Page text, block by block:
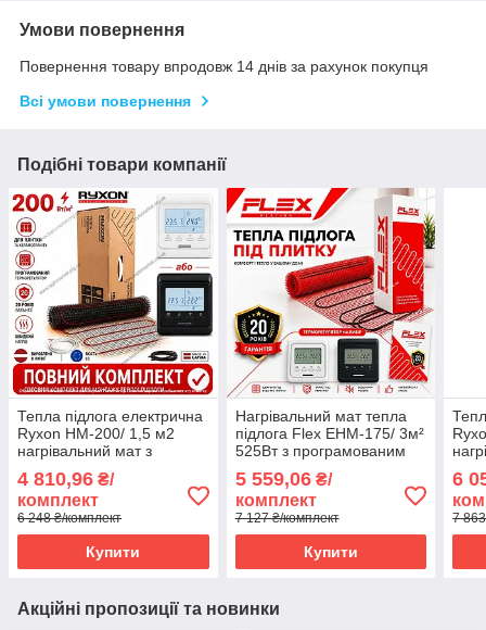
Умови повернення
Повернення товару впродовж 14 днів за рахунок покупця
Всі умови повернення
Подібні товари компанії
Тепла підлога електрична
Ryxon HM-200/ 1,5 м2
нагрівальний мат з
терморегулятором E51
4 810,96 ₴/
комплект
6 248 ₴/комплект
Купити
Нагрівальний мат тепла
підлога Flex EHM-175/ 3м²
525Вт з програмованим
5 559,06₴/
комплект
7 127 ₴/комплект
Купити
6
7
Акційні пропозиції та новинки